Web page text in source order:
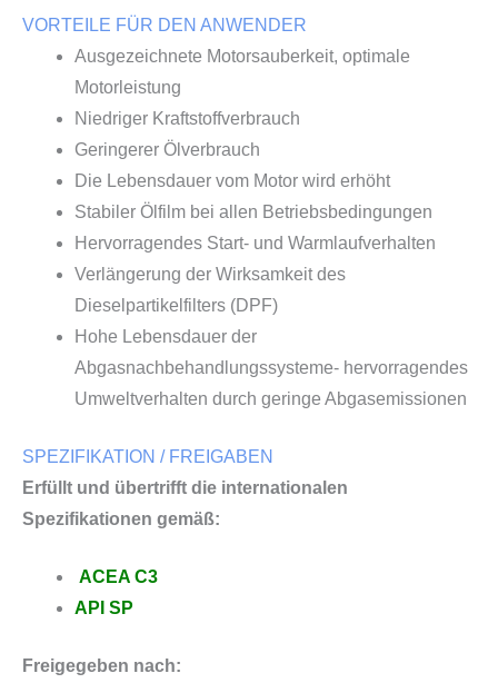
VORTEILE FÜR DEN ANWENDER
Ausgezeichnete Motorsauberkeit, optimale
Motorleistung
Niedriger Kraftstoffverbrauch
Geringerer Ölverbrauch
Die Lebensdauer vom Motor wird erhöht
Stabiler Ölfilm bei allen Betriebsbedingungen
Hervorragendes Start- und Warmlaufverhalten
Verlängerung der Wirksamkeit des
Dieselpartikelfilters (DPF)
Hohe Lebensdauer der
Abgasnachbehandlungssysteme- hervorragendes
Umweltverhalten durch geringe Abgasemissionen
SPEZIFIKATION / FREIGABEN
Erfüllt und übertrifft die internationalen
Spezifikationen gemäß:
ACEA C3
API SP
Freigegeben nach: